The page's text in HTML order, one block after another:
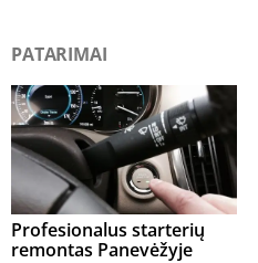
PATARIMAI
Profesionalus starterių
remontas Panevėžyje